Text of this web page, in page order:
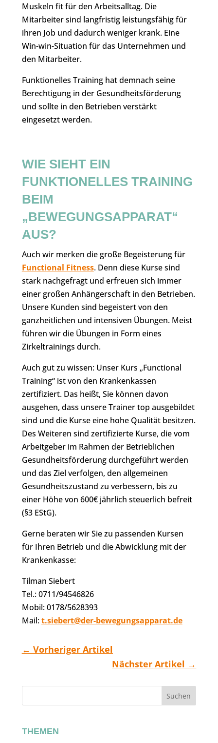
Muskeln fit für den Arbeitsalltag. Die
Mitarbeiter sind langfristig leistungsfähig für
ihren Job und dadurch weniger krank. Eine
Win-win-Situation für das Unternehmen und
den Mitarbeiter.
Funktionelles Training hat demnach seine
Berechtigung in der Gesundheitsförderung
und sollte in den Betrieben verstärkt
eingesetzt werden.
WIE SIEHT EIN
FUNKTIONELLES TRAINING
BEIM
„BEWEGUNGSAPPARAT“
AUS?
Auch wir merken die große Begeisterung für
Functional Fitness. Denn diese Kurse sind
stark nachgefragt und erfreuen sich immer
einer großen Anhängerschaft in den Betrieben.
Unsere Kunden sind begeistert von den
ganzheitlichen und intensiven Übungen. Meist
führen wir die Übungen in Form eines
Zirkeltrainings durch.
Auch gut zu wissen: Unser Kurs „Functional
Training“ ist von den Krankenkassen
zertifiziert. Das heißt, Sie können davon
ausgehen, dass unsere Trainer top ausgebildet
sind und die Kurse eine hohe Qualität besitzen.
Des Weiteren sind zertifizierte Kurse, die vom
Arbeitgeber im Rahmen der Betrieblichen
Gesundheitsförderung durchgeführt werden
und das Ziel verfolgen, den allgemeinen
Gesundheitszustand zu verbessern, bis zu
einer Höhe von 600€ jährlich steuerlich befreit
(§3 EStG).
Gerne beraten wir Sie zu passenden Kursen
für Ihren Betrieb und die Abwicklung mit der
Krankenkasse:
Tilman Siebert
Tel.: 0711/94546826
Mobil: 0178/5628393
Mail:t.siebert@der-bewegungsapparat.de
← Vorheriger Artikel
Nächster Artikel →
Suchen
THEMEN